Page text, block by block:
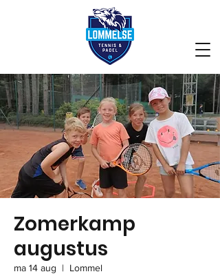
Zomerkamp
augustus
ma 14 aug
  |
Lommel